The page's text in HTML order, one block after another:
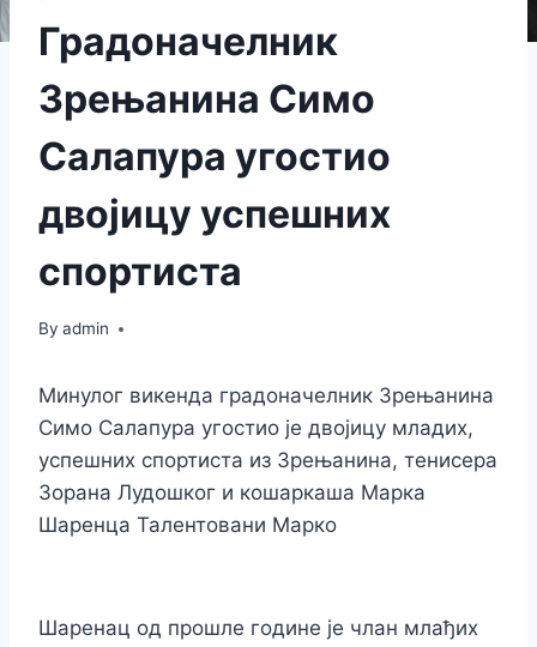
Градоначелник
Зрењанина Симо
Салапура угостио
двојицу успешних
спортиста
By admin
Минулог викенда градоначелник Зрењанина
Симо Салапура угостио је двојицу младих,
успешних спортиста из Зрењанина, тенисера
Зорана Лудошког и кошаркаша Марка
Шаренца Талентовани Марко
Шаренац од прошле године је члан млађих